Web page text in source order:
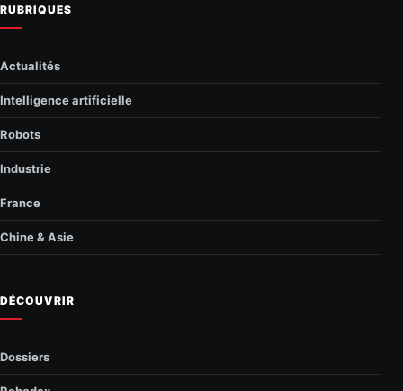
RUBRIQUES
Actualités
Intelligence artificielle
Robots
Industrie
France
Chine & Asie
DÉCOUVRIR
Dossiers